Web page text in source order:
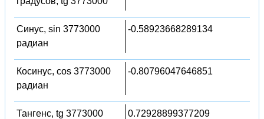
Синус, sin 3773000
радиан
-0.58923668289134
Косинус, cos 3773000
радиан
-0.80796047646851
Тангенс, tg 3773000
0.72928899377209